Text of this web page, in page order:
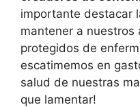
importante destacar
mantener a nuestros
protegidos de
escatimemos en
salud de nuestras
que lamentar!